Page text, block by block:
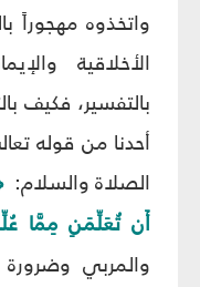
واتخذوه مهجوراً
الأخلاقية
بالتفسير، فكيف
أحدنا من قوله
الصلاة والسلام:
أَن تُعَلِّمَنِ مِمَّا
والمربي